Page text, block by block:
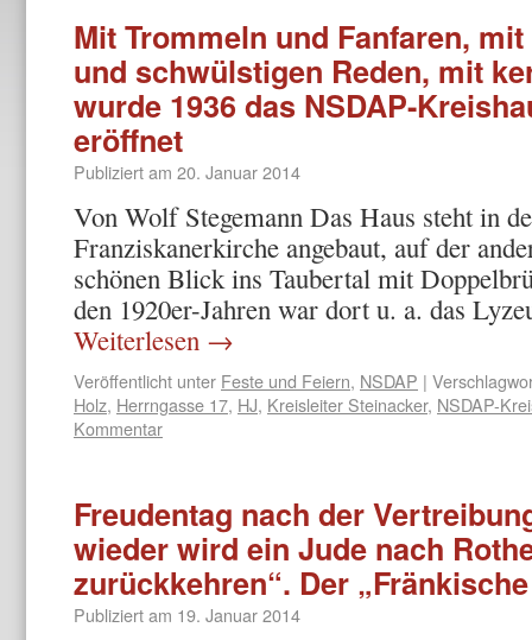
Mit Trommeln und Fanfaren,
und schwülstigen Reden, mit
wurde 1936 das NSDAP-
eröffnet
Publiziert am 20. Januar 2014
Von Wolf Stegemann Das Haus steht in
Franziskanerkirche angebaut, auf der
schönen Blick ins Taubertal mit
den 1920er-Jahren war dort u. a. das
Weiterlesen →
Veröffentlicht unter Feste und Feiern, NSDAP |
Holz, Herrngasse 17, HJ, Kreisleiter Steinacker, NSDAP-
Kommentar
Freudentag nach der
wieder wird ein Jude nach
zurückkehren“. Der
Publiziert am 19. Januar 2014